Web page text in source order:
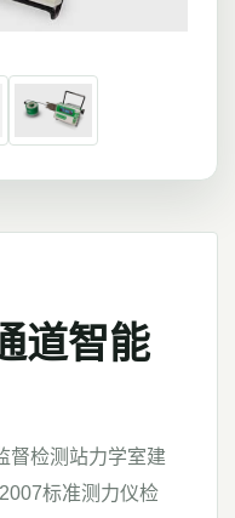
道智能
督检测站力学室建
标准测力仪检